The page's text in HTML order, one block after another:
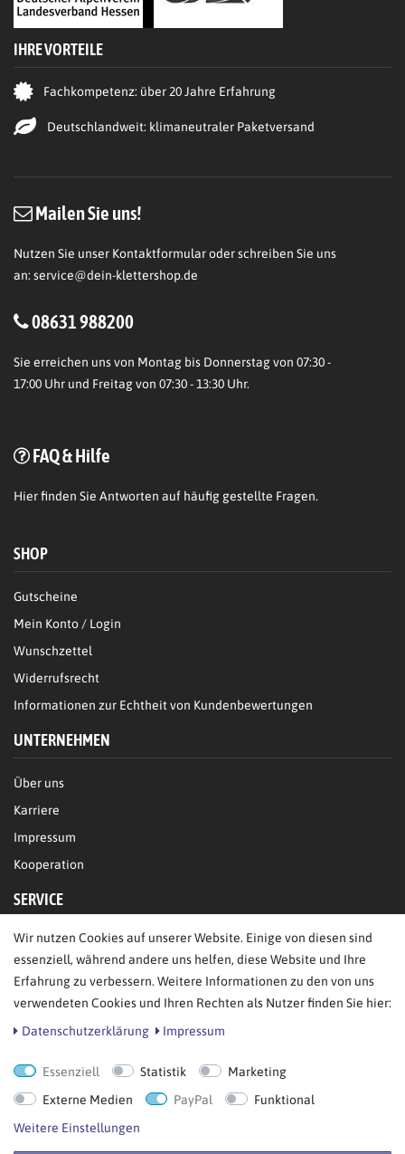
IHRE VORTEILE
Fachkompetenz: über 20 Jahre Erfahrung
Deutschlandweit: klimaneutraler Paketversand
Mailen Sie uns!
Nutzen Sie unser Kontaktformular oder schreiben Sie uns
an: service@dein-klettershop.de
08631 988200
Sie erreichen uns von Montag bis Donnerstag von 07:30 -
17:00 Uhr und Freitag von 07:30 - 13:30 Uhr.
FAQ & Hilfe
Hierfinden Sie Antworten auf häufig gestellte Fragen.
SHOP
Gutscheine
Mein Konto / Login
Wunschzettel
Widerrufsrecht
Informationen zur Echtheit von Kundenbewertungen
UNTERNEHMEN
Über uns
Karriere
Impressum
Kooperation
SERVICE
FAQ/Hilfe
Datenschutz
AGB
Bestellung widerrufen
Wir nutzen Cookies auf unserer Website. Einige von diesen sind
essenziell, während andere uns helfen, diese Website und Ihre
Erfahrung zu verbessern. Weitere Informationen zu den von uns
verwendeten Cookies und Ihren Rechten als Nutzer finden Sie hier:
Daten­schutz­erklärung
Impressum
Essenziell Statistik
Marketing
Externe Medien
PayPal
Funktional
Weitere Einstellungen